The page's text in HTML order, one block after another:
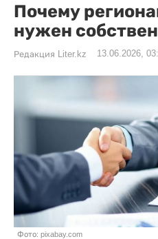
Почему
нужен
Редакция Liter.kz 13.06.2026,
Фото: pixabay.com